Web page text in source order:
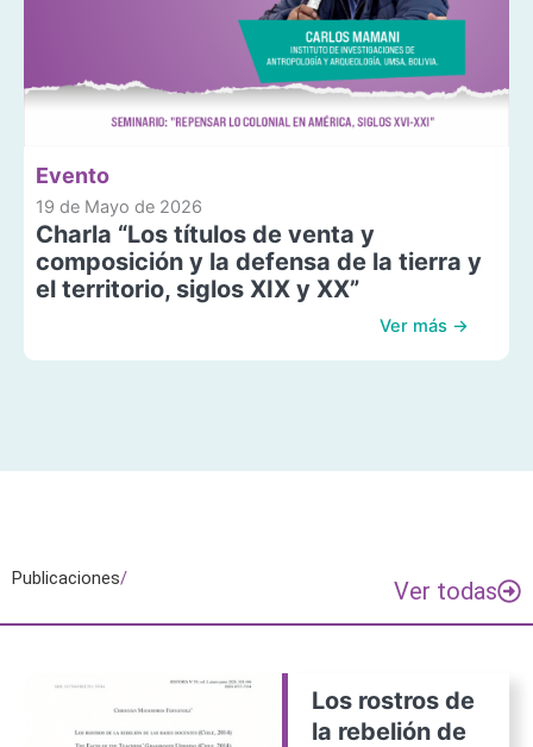
Evento
19 de Mayo de 2026
Charla “Los títulos de venta y
composición y la defensa de la tierra y
el territorio, siglos XIX y XX”
Ver más →
Publicaciones/ Ver todas
Los rostros de
la rebelión de